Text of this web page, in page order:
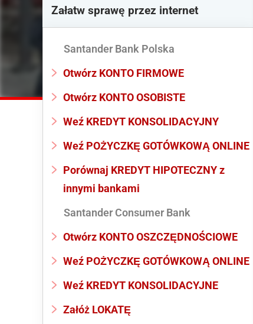
Załatw sprawę przez internet
Santander Bank Polska
Otwórz KONTO FIRMOWE
Otwórz KONTO OSOBISTE
Weź KREDYT KONSOLIDACYJNY
Weź POŻYCZKĘ GOTÓWKOWĄ ONLINE
Porównaj KREDYT HIPOTECZNY z
innymi bankami
Santander Consumer Bank
Otwórz KONTO OSZCZĘDNOŚCIOWE
Weź POŻYCZKĘ GOTÓWKOWĄ ONLINE
Weź KREDYT KONSOLIDACYJNE
Załóż LOKATĘ